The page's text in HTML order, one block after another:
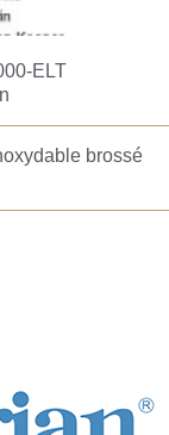
ELT
brossé